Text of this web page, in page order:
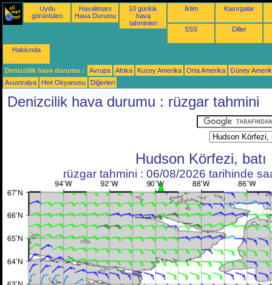
Uydu
görüntüleri
Havalimanı
Hava Durumu
10 günlük
hava
tahminleri
İklim Kasırgalar
SSS Diller
Hakkında
Denizcilik hava durumu : Avrupa Afrika Kuzey Amerika Orta Amerika
Güney
Avustralya
Hint Okyanusu Diğerleri
Denizcilik hava durumu : rüzgar tahmini
Hudson Körfezi, batı
rüzgar tahmini : 06/08/2026 tarihinde